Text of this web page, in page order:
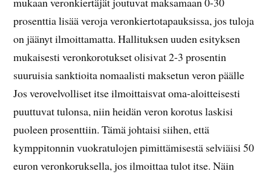
prosenttia lisää veroja veronkiertotapauksissa, jos tuloja
on jäänyt ilmoittamatta. Hallituksen uuden esityksen
mukaisesti veronkorotukset olisivat 2-3 prosentin
suuruisia sanktioita nomaalisti maksetun veron päälle
Jos verovelvolliset itse ilmoittaisvat oma-aloitteisesti
puuttuvat tulonsa, niin heidän veron korotus laskisi
puoleen prosenttiin. Tämä johtaisi siihen, että
kymppitonnin vuokratulojen pimittämisestä selviäisi 50
euron veronkoruksella, jos ilmoittaa tulot itse. Näin